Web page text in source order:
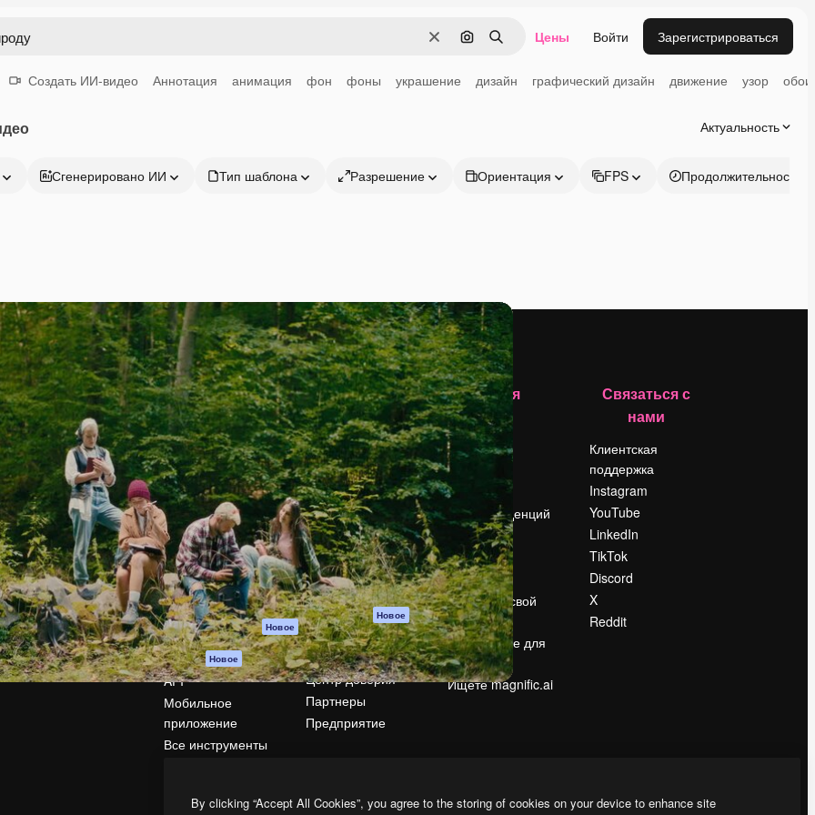
ОчиститьПоиск по изображению
Поиск Цены Войти Зарегистрироваться
Создать ИИ-видео Аннотация анимация фон фоны украшение дизайн графический дизайн движение узор обои
Актуальность
Сгенерировано ИИ Тип шаблона Разрешение Ориентация FPS Продолжительность
для создания
Более 1 миллиона
креаторов,
и студий.
Продукция
Spaces
ИИ-помощник
Генератор
изображений ИИ
Генератор видео
ИИ
Генератор голоса
на основе ИИ
Стоковый контент
MCP для
Claude/ChatGPT
Новое
Агенты Новое
API
Мобильное
приложение
Все инструменты
Начать
Academy
Документация по
Пакету ИИ
Служба
поддержки
Условия и
положения
Политика
конфиденциальности
Оригиналы Новое
Политика файлов
cookie
Центр доверия
Партнеры
Предприятие
Компания
Цены
О нас
Reviews
Вакансии
Поиск тенденций
Блог
События
Slidesgo
Продайте свой
контент
Помещение для
прессы
Ищете magnific.ai
Связаться с
нами
Клиентская
поддержка
Instagram
YouTube
LinkedIn
TikTok
Discord
X
Reddit
By clicking “Accept All Cookies”, you agree to the storing of cookies on your device to enhance site